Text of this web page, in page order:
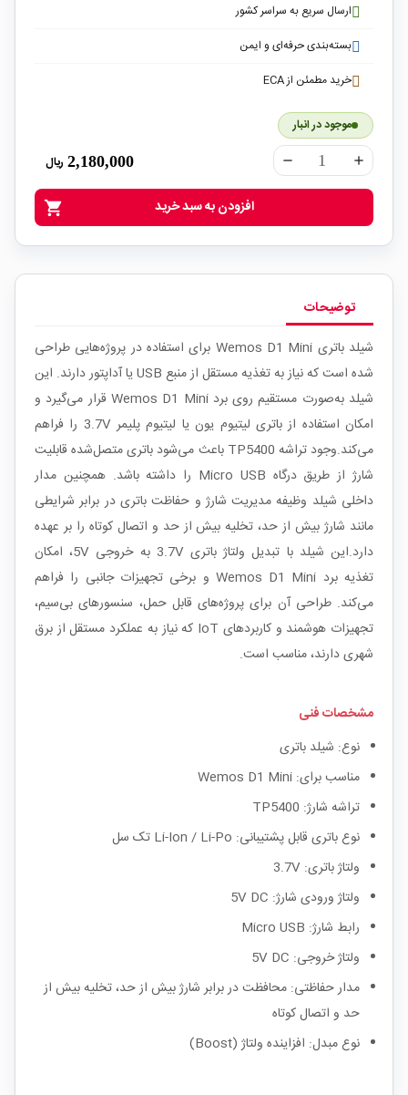
ارسال سریع به سراسر کشور
بسته‌بندی حرفه‌ای و ایمن
خرید مطمئن از ECA
موجود در انبار
remove add
2,180,000 ریال
shopping_cart افزودن به سبد خرید
توضیحات
شیلد باتری Wemos D1 Mini برای استفاده در پروژه‌هایی طراحی
شده است که نیاز به تغذیه مستقل از منبع USB یا آداپتور دارند. این
شیلد به‌صورت مستقیم روی برد Wemos D1 Mini قرار می‌گیرد و
امکان استفاده از باتری لیتیوم یون یا لیتیوم پلیمر 3.7V را فراهم
می‌کند.وجود تراشه TP5400 باعث می‌شود باتری متصل‌شده قابلیت
شارژ از طریق درگاه Micro USB را داشته باشد. همچنین مدار
داخلی شیلد وظیفه مدیریت شارژ و حفاظت باتری در برابر شرایطی
مانند شارژ بیش از حد، تخلیه بیش از حد و اتصال کوتاه را بر عهده
دارد.این شیلد با تبدیل ولتاژ باتری 3.7V به خروجی 5V، امکان
تغذیه برد Wemos D1 Mini و برخی تجهیزات جانبی را فراهم
می‌کند. طراحی آن برای پروژه‌های قابل حمل، سنسورهای بی‌سیم،
تجهیزات هوشمند و کاربردهای IoT که نیاز به عملکرد مستقل از برق
شهری دارند، مناسب است.
مشخصات فنی
نوع: شیلد باتری
مناسب برای: Wemos D1 Mini
تراشه شارژ: TP5400
نوع باتری قابل پشتیبانی: Li-Ion / Li-Po تک سل
ولتاژ باتری: 3.7V
ولتاژ ورودی شارژ: 5V DC
رابط شارژ: Micro USB
ولتاژ خروجی: 5V DC
مدار حفاظتی: محافظت در برابر شارژ بیش از حد، تخلیه بیش از
حد و اتصال کوتاه
نوع مبدل: افزاینده ولتاژ (Boost)